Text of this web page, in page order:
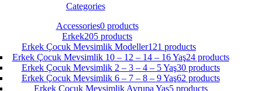
Categories
Accessories0 products
Erkek205 products
Erkek Çocuk Mevsimlik Modeller121 products
Erkek Çocuk Mevsimlik 10 – 12 – 14 – 16 Yaş24 products
Erkek Çocuk Mevsimlik 2 – 3 – 4 – 5 Yaş30 products
Erkek Çocuk Mevsimlik 6 – 7 – 8 – 9 Yaş62 products
Erkek Çocuk Mevsimlik Avrupa Yaş5 products